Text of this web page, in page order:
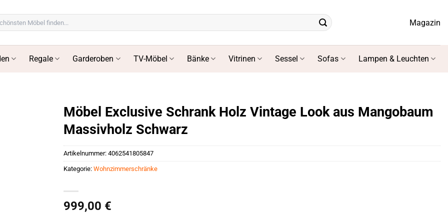
Magazin
Regale Garderoben TV-Möbel Bänke Vitrinen Sessel Sofas Lampen & Leuchten
Möbel Exclusive Schrank Holz Vintage Look aus Mangobaum
Massivholz Schwarz
999,00 €
Artikelnummer: 4062541805847
Kategorie: Wohnzimmerschränke